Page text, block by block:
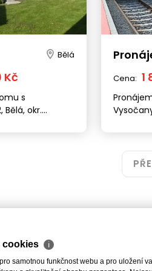
Bělá
Kč
s
Bělá, okr.
Cena: 1
cookies ℹ
samotnou funkčnost webu a pro uložení